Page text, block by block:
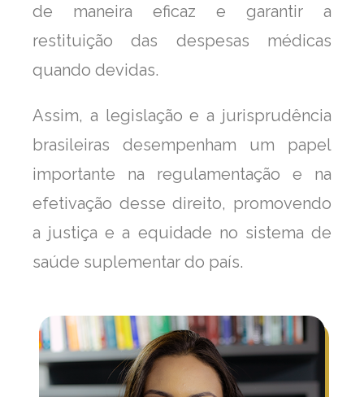
de maneira eficaz e garantir a
restituição das despesas médicas
quando devidas.
Assim, a legislação e a jurisprudência
brasileiras desempenham um papel
importante na regulamentação e na
efetivação desse direito, promovendo
a justiça e a equidade no sistema de
saúde suplementar do país.